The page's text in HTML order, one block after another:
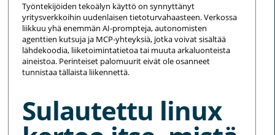
Työntekijöiden tekoälyn käyttö on synnyttänyt
yritysverkkoihin uudenlaisen tietoturvahaasteen. Verkossa
liikkuu yhä enemmän AI-prompteja, autonomisten
agenttien kutsuja ja MCP-yhteyksiä, jotka voivat sisältää
lähdekoodia, liiketoimintatietoa tai muuta arkaluonteista
aineistoa. Perinteiset palomuurit eivät ole osanneet
tunnistaa tällaista liikennettä.
Sulautettu linux